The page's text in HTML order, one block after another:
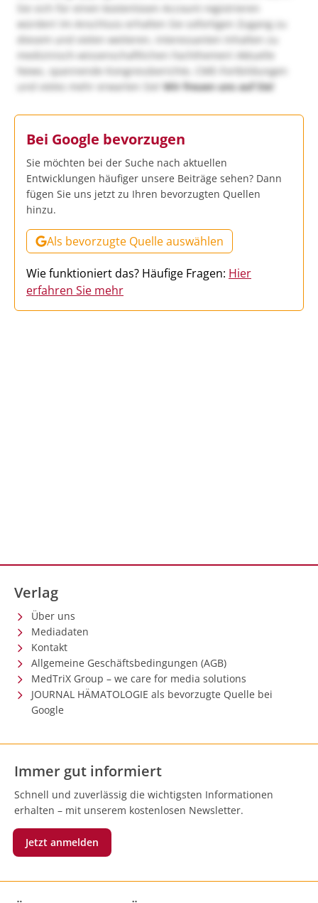
Sie sich für einen kostenlosen Account registrieren
würden! Im Anschluss erhalten Sie sofortigen Zugang zu
diesem und vielen weiteren, interessanten Inhalten zu
medizinisch-wissenschaftlichen Fachthemen! Aktuelle
News, spannende Kongressberichte, CME-Fortbildungen
und vieles mehr erwarten Sie!Wir freuen uns auf Sie!
Bei Google bevorzugen
Sie möchten bei der Suche nach aktuellen
Entwicklungen häufiger unsere Beiträge sehen? Dann
fügen Sie uns jetzt zu Ihren bevorzugten Quellen
hinzu.
Als bevorzugte Quelle auswählen
Wie funktioniert das? Häufige Fragen: Hier
erfahren Sie mehr
Verlag
Über uns
Mediadaten
Kontakt
Allgemeine Geschäftsbedingungen (AGB)
MedTriX Group – we care for media solutions
JOURNAL HÄMATOLOGIE als bevorzugte Quelle bei
Google
Immer gut informiert
Schnell und zuverlässig die wichtigsten Informationen
erhalten – mit unserem kostenlosen Newsletter.
Jetzt anmelden